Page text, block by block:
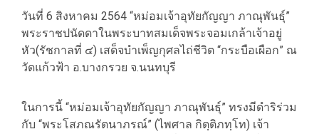
วันที่ 6 สิงหาคม 2564 “หม่อมเจ้าอุทัยกัญญา ภาณุพันธุ์”
พระราชปนัดดาในพระบาทสมเด็จพระจอมเกล้าเจ้าอยู่
หัว(รัชกาลที่ ๔) เสด็จบำเพ็ญกุศลไถ่ชีวิต “กระบือเผือก” ณ
วัดแก้วฟ้า อ.บางกรวย จ.นนทบุรี
ในการนี้ “หม่อมเจ้าอุทัยกัญญา ภาณุพันธุ์” ทรงมีดำริร่วม
กับ “พระโสภณรัตนาภรณ์” (ไพศาล กิตฺติภทฺโท) เจ้า